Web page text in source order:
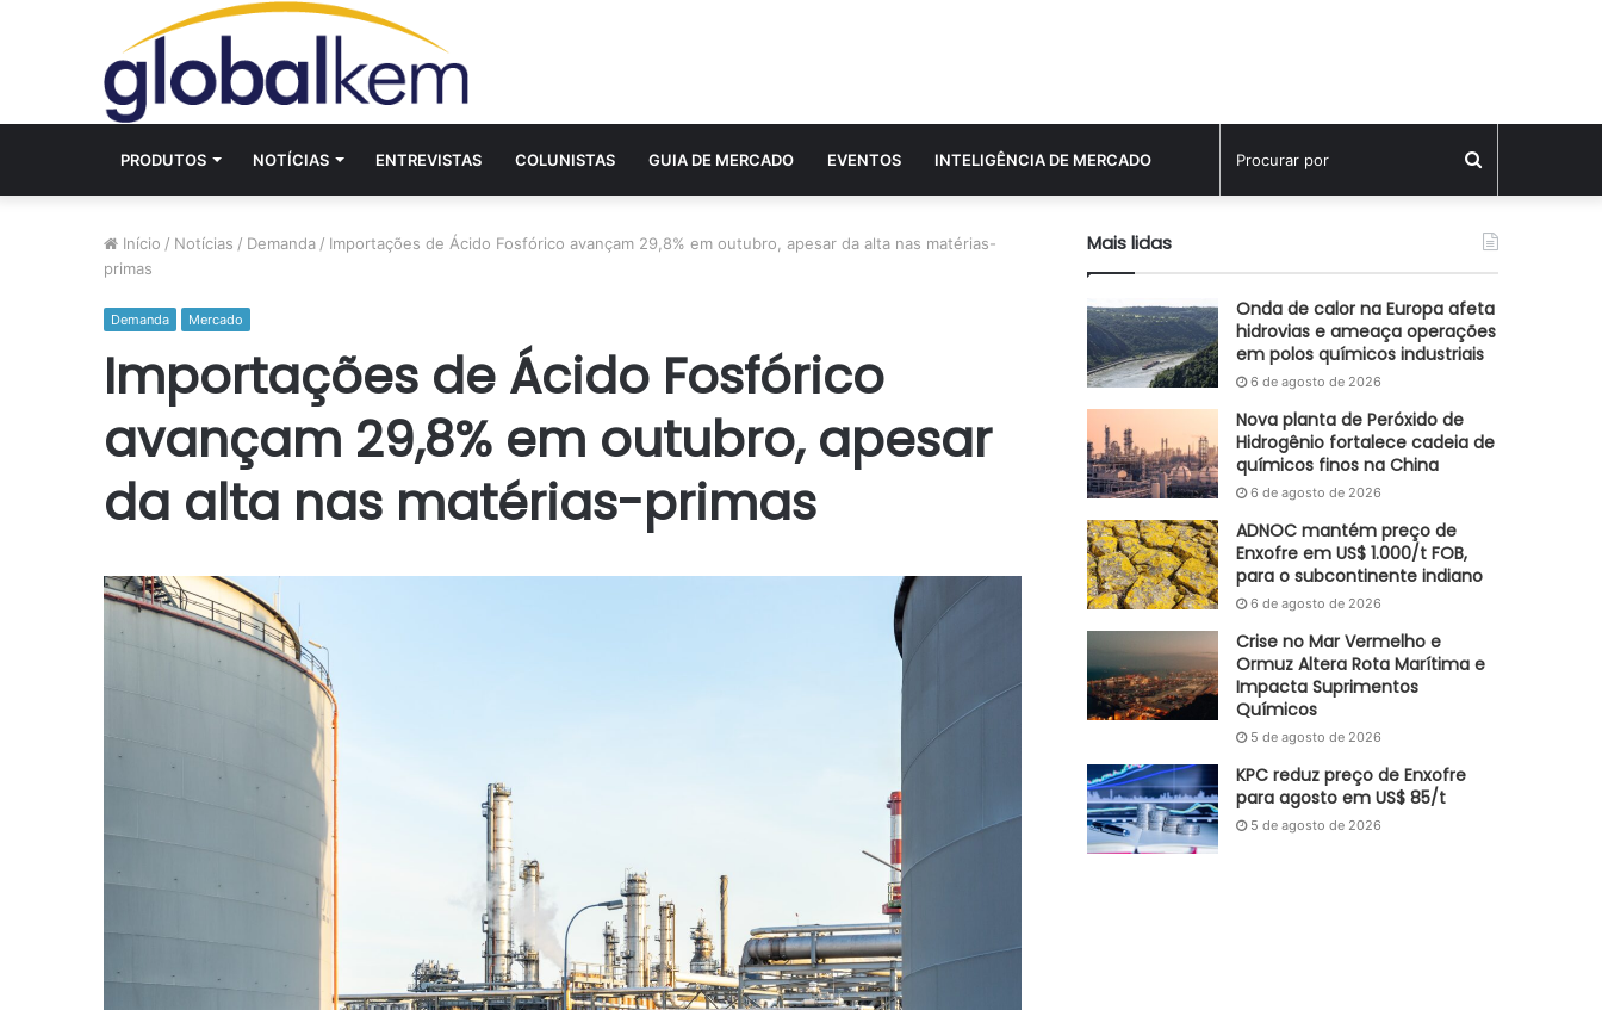
PRODUTOS NOTÍCIAS ENTREVISTAS COLUNISTAS GUIA DE MERCADO EVENTOS INTELIGÊNCIA DE MERCADO
por
Início / Notícias / Demanda / Importações de Ácido Fosfórico avançam 29,8% em outubro, apesar da alta nas matérias-
primas
Demanda Mercado
Importações de Ácido Fosfórico
avançam 29,8% em outubro, apesar
da alta nas matérias-primas
Mais lidas
Onda de calor na Europa afeta
hidrovias e ameaça operações
em polos químicos industriais
6 de agosto de 2026
Nova planta de Peróxido de
Hidrogênio fortalece cadeia de
químicos finos na China
6 de agosto de 2026
ADNOC mantém preço de
Enxofre em US$ 1.000/t FOB,
para o subcontinente indiano
6 de agosto de 2026
Crise no Mar Vermelho e
Ormuz Altera Rota Marítima e
Impacta Suprimentos
Químicos
5 de agosto de 2026
KPC reduz preço de Enxofre
para agosto em US$ 85/t
5 de agosto de 2026